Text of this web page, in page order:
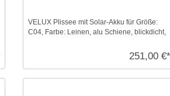
VELUX Plissee mit Solar-Akku für Größe:
C04, Farbe: Leinen, alu Schiene, blickdicht,
251,00 €*